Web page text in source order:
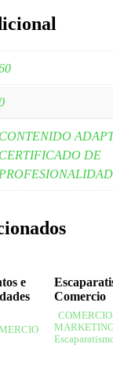
CONTENIDO
CERTIFICADO DE
PROFESIONALIDAD
e
Comercio